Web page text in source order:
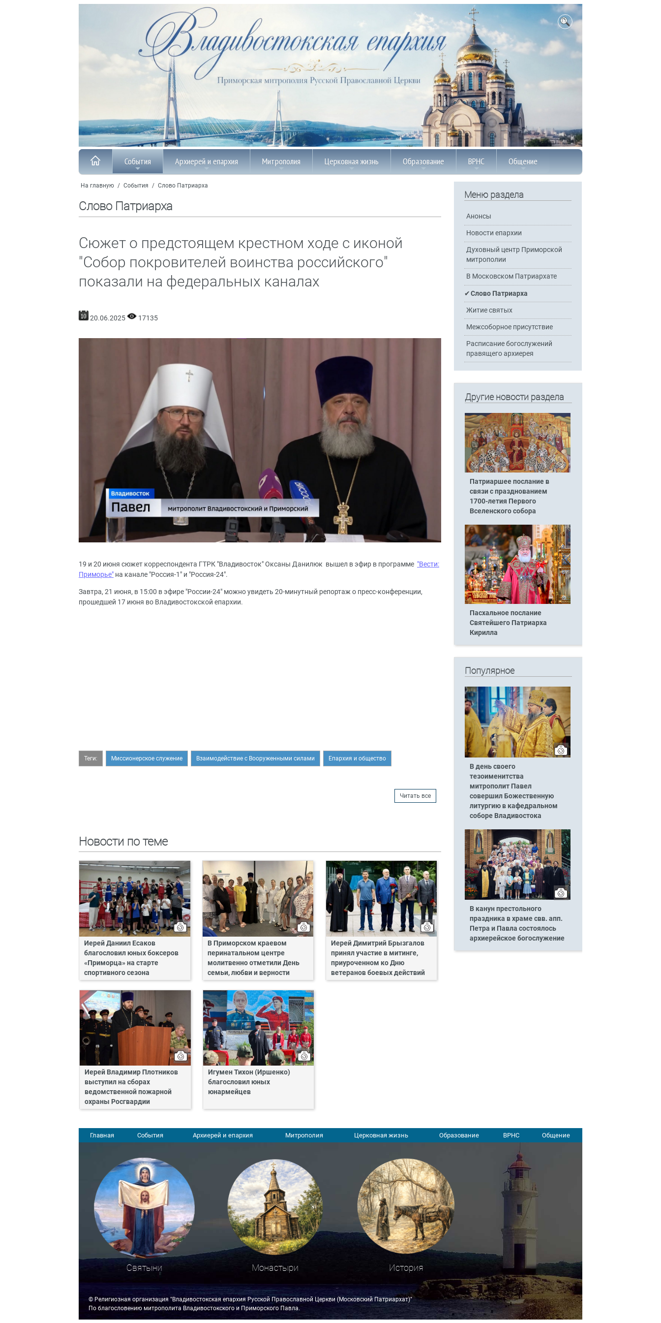
События Архиерей и епархия Митрополия Церковная жизнь Образование ВРНС Общение
На главную / События / Слово Патриарха
Слово Патриарха
Сюжет о предстоящем крестном ходе с иконой
"Собор покровителей воинства российского"
показали на федеральных каналах
20.06.2025 17135
19 и 20 июня сюжет корреспондента ГТРК "Владивосток" Оксаны Данилюк вышел в эфир в программе "Вести:
Приморье" на канале "Россия-1" и "Россия-24".
Завтра, 21 июня, в 15:00 в эфире "России-24" можно увидеть 20-минутный репортаж о пресс-конференции,
прошедшей 17 июня во Владивостокской епархии.
Теги: Миссионерское служение Взаимодействие с Вооруженными силами Епархия и общество
Читать все
Новости по теме
Иерей Даниил Есаков
благословил юных боксеров
«Приморца» на старте
спортивного сезона
В Приморском краевом
перинатальном центре
молитвенно отметили День
семьи, любви и верности
Иерей Димитрий Брызгалов
принял участие в митинге,
приуроченном ко Дню
ветеранов боевых действий
Иерей Владимир Плотников
выступил на сборах
ведомственной пожарной
охраны Росгвардии
Игумен Тихон (Иршенко)
благословил юных
юнармейцев
Меню раздела
Анонсы
Новости епархии
Духовный центр Приморской
митрополии
В Московском Патриархате
Слово Патриарха
Житие святых
Межсоборное присутствие
Расписание богослужений
правящего архиерея
Другие новости раздела
Патриаршее послание в
связи с празднованием
1700-летия Первого
Вселенского собора
Пасхальное послание
Святейшего Патриарха
Кирилла
Популярное
В день своего
тезоименитства
митрополит Павел
совершил Божественную
литургию в кафедральном
соборе Владивостока
В канун престольного
праздника в храме свв. апп.
Петра и Павла состоялось
архиерейское богослужение
Главная События Архиерей и епархия Митрополия Церковная жизнь Образование ВРНС Общение
Святыни Монастыри История
© Религиозная организация "Владивостокская епархия Русской Православной Церкви (Московский Патриархат)"
По благословению митрополита Владивостокского и Приморского Павла.